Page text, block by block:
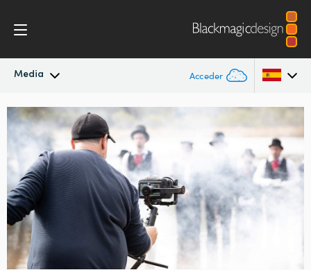
Media Acceder
Novedades
Archivo
Imágenes
Argentina
Australia
Austria